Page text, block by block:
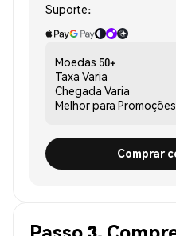
Suporte:
Moedas 50+
Taxa Varia
Chegada Varia
Melhor para
Comprar